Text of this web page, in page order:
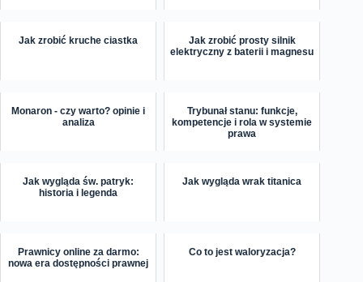
Jak zrobić kruche ciastka
Jak zrobić prosty silnik
elektryczny z baterii i magnesu
Monaron - czy warto? opinie i
analiza
Trybunał stanu: funkcje,
kompetencje i rola w systemie
prawa
Jak wygląda św. patryk:
historia i legenda
Jak wygląda wrak titanica
Prawnicy online za darmo:
nowa era dostępności prawnej
Co to jest waloryzacja?